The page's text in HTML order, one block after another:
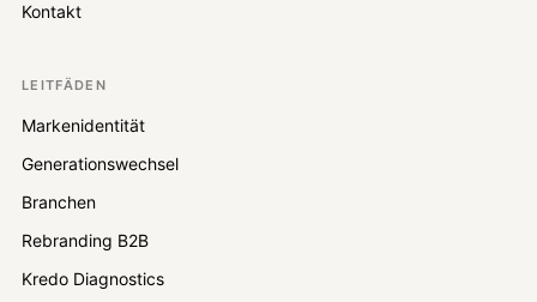
Kontakt
LEITFÄDEN
Markenidentität
Generationswechsel
Branchen
Rebranding B2B
Kredo Diagnostics